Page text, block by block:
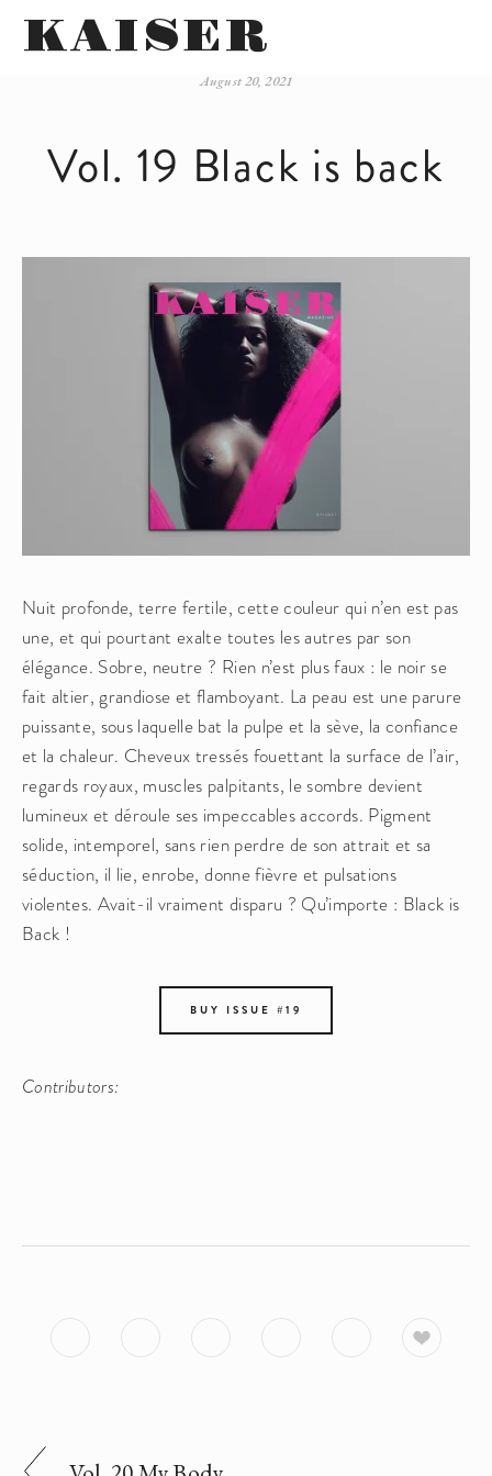
KAISER
Vol. 19 Black is back
Nuit profonde, terre fertile, cette couleur qui n’en est pas
une, et qui pourtant exalte toutes les autres par son
élégance. Sobre, neutre ? Rien n’est plus faux : le noir se
fait altier, grandiose et flamboyant. La peau est une parure
puissante, sous laquelle bat la pulpe et la sève, la confiance
et la chaleur. Cheveux tressés fouettant la surface de l’air,
regards royaux, muscles palpitants, le sombre devient
lumineux et déroule ses impeccables accords. Pigment
solide, intemporel, sans rien perdre de son attrait et sa
séduction, il lie, enrobe, donne fièvre et pulsations
violentes. Avait-il vraiment disparu ? Qu’importe : Black is
Back !
BUY ISSUE #19
Contributors:
August 20, 2021